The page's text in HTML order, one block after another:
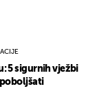
5 sigurnih vježbi